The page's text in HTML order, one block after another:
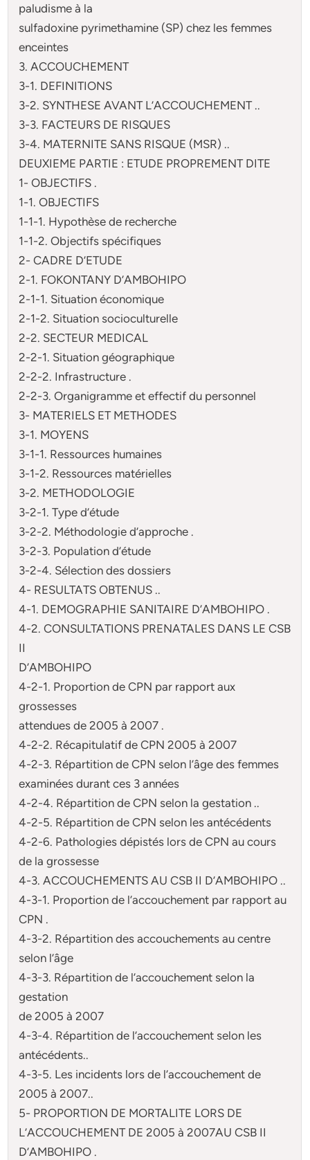
paludisme à la
sulfadoxine pyrimethamine (SP) chez les femmes
enceintes
3. ACCOUCHEMENT
3-1. DEFINITIONS
3-2. SYNTHESE AVANT L’ACCOUCHEMENT ..
3-3. FACTEURS DE RISQUES
3-4. MATERNITE SANS RISQUE (MSR) ..
DEUXIEME PARTIE : ETUDE PROPREMENT DITE
1- OBJECTIFS .
1-1. OBJECTIFS
1-1-1. Hypothèse de recherche
1-1-2. Objectifs spécifiques
2- CADRE D’ETUDE
2-1. FOKONTANY D’AMBOHIPO
2-1-1. Situation économique
2-1-2. Situation socioculturelle
2-2. SECTEUR MEDICAL
2-2-1. Situation géographique
2-2-2. Infrastructure .
2-2-3. Organigramme et effectif du personnel
3- MATERIELS ET METHODES
3-1. MOYENS
3-1-1. Ressources humaines
3-1-2. Ressources matérielles
3-2. METHODOLOGIE
3-2-1. Type d’étude
3-2-2. Méthodologie d’approche .
3-2-3. Population d’étude
3-2-4. Sélection des dossiers
4- RESULTATS OBTENUS ..
4-1. DEMOGRAPHIE SANITAIRE D’AMBOHIPO .
4-2. CONSULTATIONS PRENATALES DANS LE CSB
II
D’AMBOHIPO
4-2-1. Proportion de CPN par rapport aux
grossesses
attendues de 2005 à 2007 .
4-2-2. Récapitulatif de CPN 2005 à 2007
4-2-3. Répartition de CPN selon l’âge des femmes
examinées durant ces 3 années
4-2-4. Répartition de CPN selon la gestation ..
4-2-5. Répartition de CPN selon les antécédents
4-2-6. Pathologies dépistés lors de CPN au cours
de la grossesse
4-3. ACCOUCHEMENTS AU CSB II D’AMBOHIPO ..
4-3-1. Proportion de l’accouchement par rapport au
CPN .
4-3-2. Répartition des accouchements au centre
selon l’âge
4-3-3. Répartition de l’accouchement selon la
gestation
de 2005 à 2007
4-3-4. Répartition de l’accouchement selon les
antécédents..
4-3-5. Les incidents lors de l’accouchement de
2005 à 2007..
5- PROPORTION DE MORTALITE LORS DE
L’ACCOUCHEMENT DE 2005 à 2007AU CSB II
D’AMBOHIPO .